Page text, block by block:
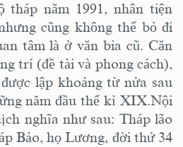
năm 1991, nhân tiện
cũng không thể bỏ đi
tâm là ở văn bia cũ. Căn
trí (đề tài và phong cách),
lập khoảng từ nửa sau
năm đầu thế kỉ XIX.Nội
nghĩa như sau: Tháp lão
Bảo, họ Lương, đời thứ 34